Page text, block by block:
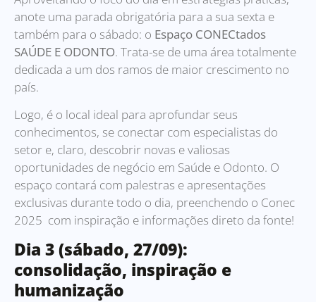
anote uma parada obrigatória para a sua sexta e
também para o sábado: o Espaço CONECtados
SAÚDE E ODONTO. Trata-se de uma área totalmente
dedicada a um dos ramos de maior crescimento no
país.
Logo, é o local ideal para aprofundar seus
conhecimentos, se conectar com especialistas do
setor e, claro, descobrir novas e valiosas
oportunidades de negócio em Saúde e Odonto. O
espaço contará com palestras e apresentações
exclusivas durante todo o dia, preenchendo o Conec
2025 com inspiração e informações direto da fonte!
Dia 3 (sábado, 27/09):
consolidação, inspiração e
humanização